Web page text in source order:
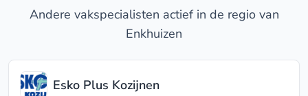
Andere vakspecialisten actief in de regio van
Enkhuizen
Esko Plus Kozijnen